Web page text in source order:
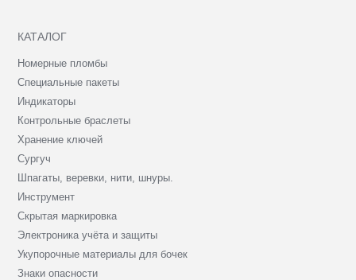
КАТАЛОГ
Номерные пломбы
Специальные пакеты
Индикаторы
Контрольные браслеты
Хранение ключей
Сургуч
Шпагаты, веревки, нити, шнуры.
Инструмент
Скрытая маркировка
Электроника учёта и защиты
Укупорочные материалы для бочек
Знаки опасности